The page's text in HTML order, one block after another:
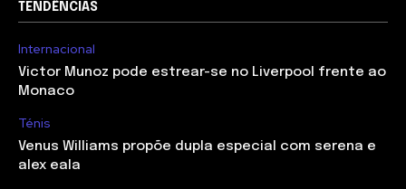
TENDÊNCIAS
Internacional
Victor Munoz pode estrear-se no Liverpool frente ao
Monaco
Ténis
Venus Williams propõe dupla especial com serena e
alex eala